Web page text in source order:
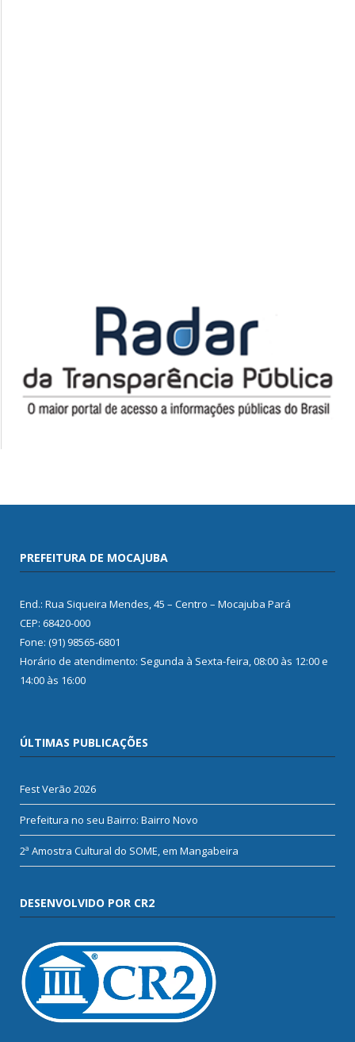
PREFEITURA DE MOCAJUBA
End.: Rua Siqueira Mendes, 45 – Centro – Mocajuba Pará
CEP: 68420-000
Fone: (91) 98565-6801
Horário de atendimento: Segunda à Sexta-feira, 08:00 às 12:00 e
14:00 às 16:00
ÚLTIMAS PUBLICAÇÕES
Fest Verão 2026
Prefeitura no seu Bairro: Bairro Novo
2ª Amostra Cultural do SOME, em Mangabeira
DESENVOLVIDO POR CR2